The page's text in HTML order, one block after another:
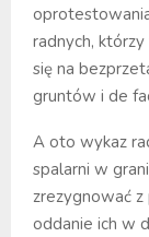
radnych,
się na
gruntów i de
A oto wykaz
spalarni w
zrezygnować z
oddanie ich w